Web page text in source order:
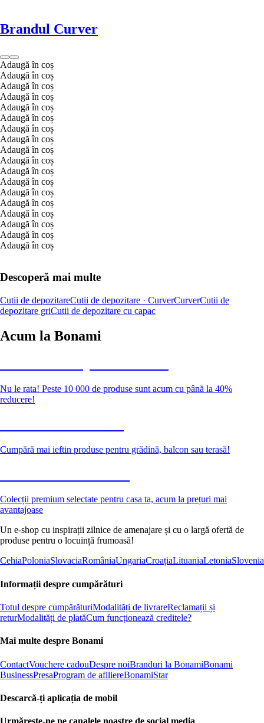
Brandul Curver
Adaugă în coș
Adaugă în coș
Adaugă în coș
Adaugă în coș
Adaugă în coș
Adaugă în coș
Adaugă în coș
Adaugă în coș
Adaugă în coș
Adaugă în coș
Adaugă în coș
Adaugă în coș
Adaugă în coș
Adaugă în coș
Adaugă în coș
Adaugă în coș
Adaugă în coș
Adaugă în coș
Descoperă mai multe
Cutii de depozitareCutii de depozitare · CurverCurverCutii de
depozitare griCutii de depozitare cu capac
Acum la Bonami
Nu le rata! Peste 10 000 de produse sunt acum cu până la 40%
reducere!
Cumpără mai ieftin produse pentru grădină, balcon sau terasă!
Colecții premium selectate pentru casa ta, acum la prețuri mai
avantajoase
Un e-shop cu inspirații zilnice de amenajare și cu o largă ofertă de
produse pentru o locuință frumoasă!
CehiaPoloniaSlovaciaRomâniaUngariaCroațiaLituaniaLetoniaSlovenia
Informații despre cumpărături
Totul despre cumpărăturiModalități de livrareReclamații și
returModalități de platăCum funcționează creditele?
Mai multe despre Bonami
ContactVouchere cadouDespre noiBranduri la BonamiBonami
BusinessPresaProgram de afiliereBonamiStar
Descarcă-ți aplicația de mobil
Urmărește-ne pe canalele noastre de social media